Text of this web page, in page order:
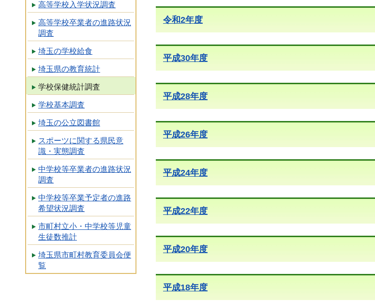
高等学校入学状況調査
高等学校卒業者の進路状況
調査
埼玉の学校給食
埼玉県の教育統計
学校保健統計調査
学校基本調査
埼玉の公立図書館
スポーツに関する県民意
識・実態調査
中学校等卒業者の進路状況
調査
中学校等卒業予定者の進路
希望状況調査
市町村立小・中学校等児童
生徒数推計
埼玉県市町村教育委員会便
覧
令和2年度
平成30年度
平成28年度
平成26年度
平成24年度
平成22年度
平成20年度
平成18年度